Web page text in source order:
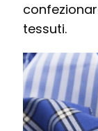
tessuti.